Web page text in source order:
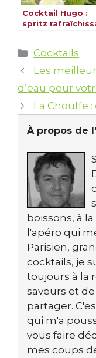
Cocktail Hugo :
spritz
Catégories
Cocktails
Les
d’eau pour
La Chouffe
À propos de
boissons, à
l'apéro qui
Parisien,
cocktails, je
toujours à la
saveurs et
partager.
qui m'a
vous faire
mes coups